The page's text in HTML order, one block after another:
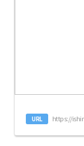
URL https://